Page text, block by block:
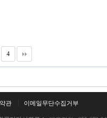
4
관 이메일무단수집거부